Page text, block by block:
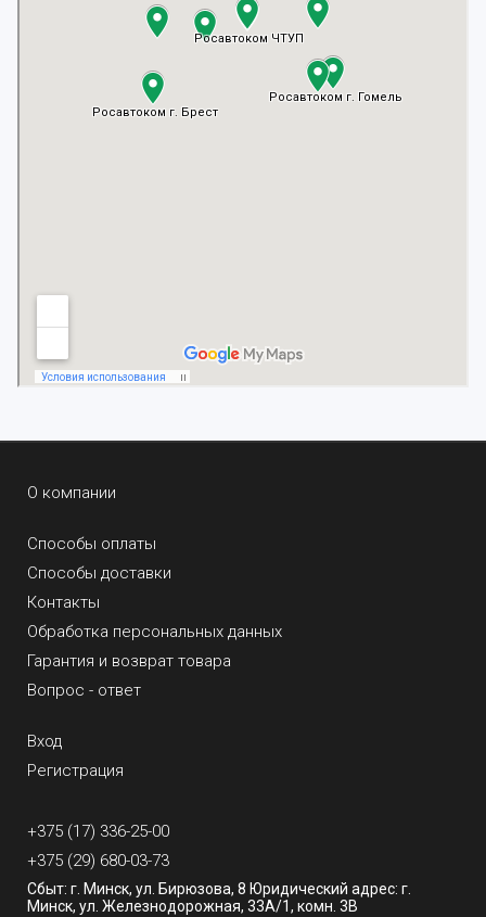
О компании
Способы оплаты
Способы доставки
Контакты
Обработка персональных данных
Гарантия и возврат товара
Вопрос - ответ
Вход
Регистрация
+375 (17) 336-25-00
+375 (29) 680-03-73
Сбыт: г. Минск, ул. Бирюзова, 8 Юридический адрес: г.
Минск, ул. Железнодорожная, 33А/1, комн. 3В